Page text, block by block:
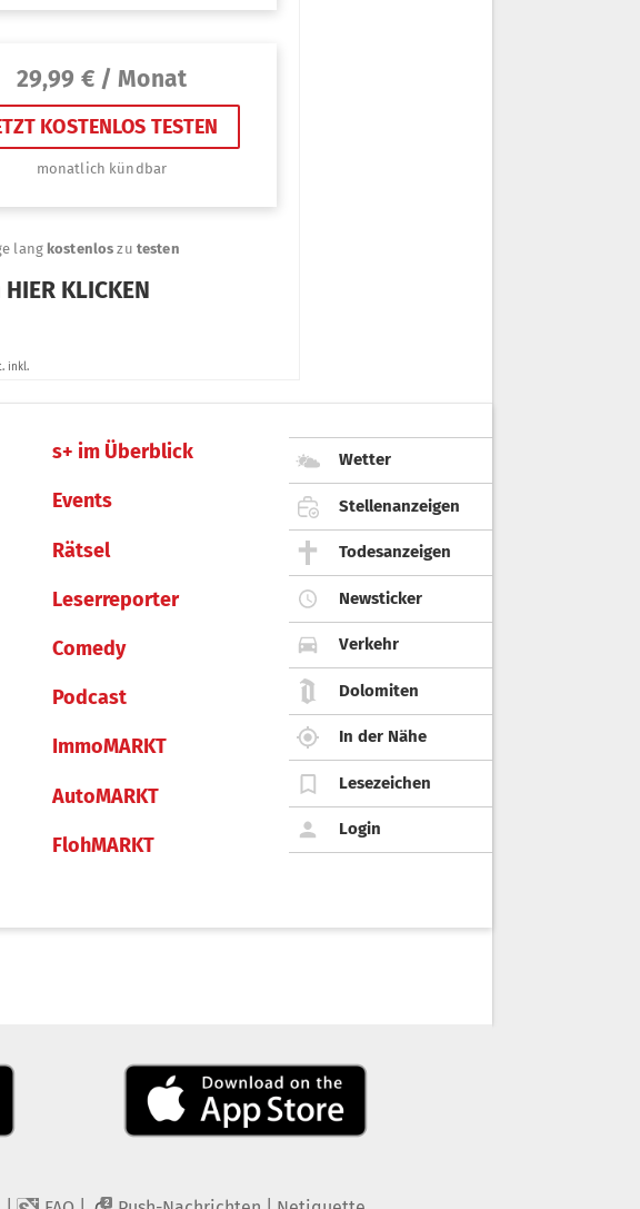
s+ im Überblick
Events
Rätsel
Leserreporter
Comedy
Podcast
ImmoMARKT
AutoMARKT
FlohMARKT
Wetter
Stellenanzeigen
Todesanzeigen
Newsticker
Verkehr
Dolomiten
In der Nähe
Lesezeichen
Login
2